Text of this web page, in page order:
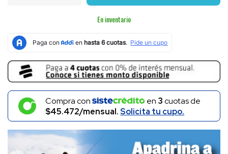
En inventario
Compra con en 3cuotas de
$45.472/mensual.Solicita tu cupo.